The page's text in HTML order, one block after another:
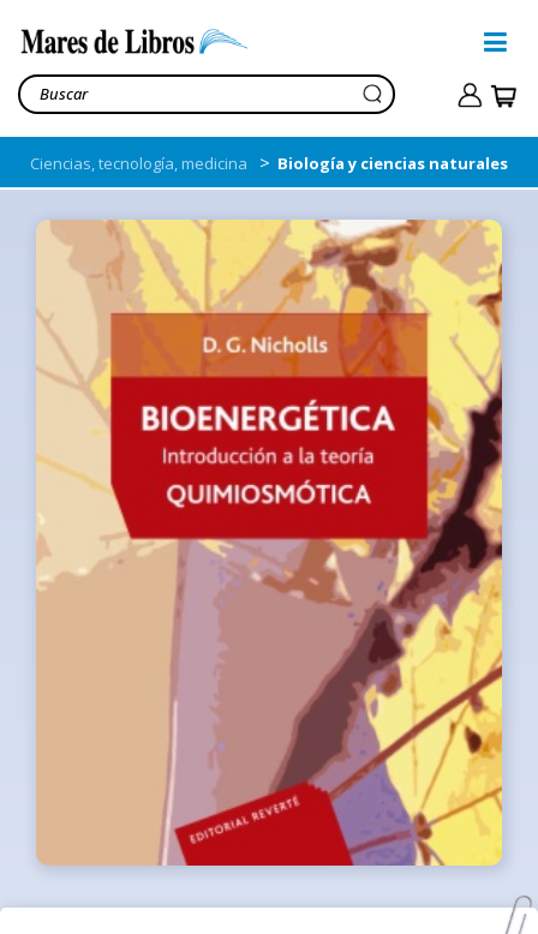
Ciencias, tecnología, medicina > Biología y ciencias naturales